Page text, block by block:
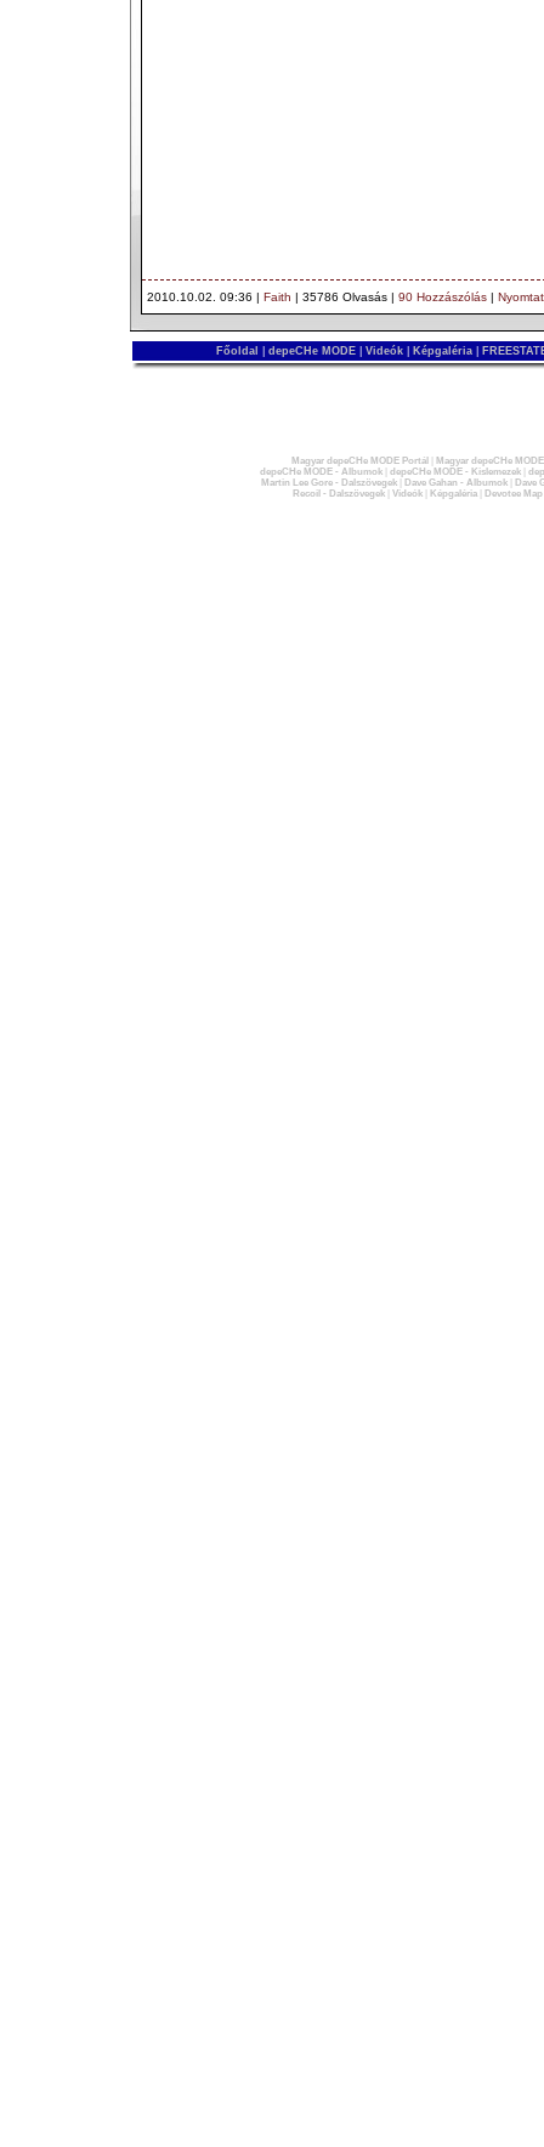
2010.10.02. 09:36 | Faith | 35786 Olvasás | 90 Hozzászólás |
Főoldal depeCHe MODE Videók Képgaléria
Magyar depeCHe MODE Portál
Magyar depeCHe
depeCHe MODE - Albumok| depeCHe MODE - Kislemezek|
Martin Lee Gore - Dalszövegek| Dave Gahan - Albumok|
Dave
Recoil - Dalszövegek| Videók| Képgaléria| Devotee Map